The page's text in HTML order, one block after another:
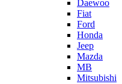
Daewoo
Fiat
Ford
Honda
Jeep
Mazda
MB
Mitsubishi